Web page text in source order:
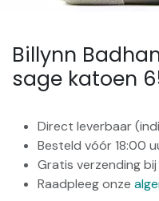
Billynn
sage katoen
Direct leverbaar
Besteld vóór 18:00
Gratis verzending
Raadpleeg onze